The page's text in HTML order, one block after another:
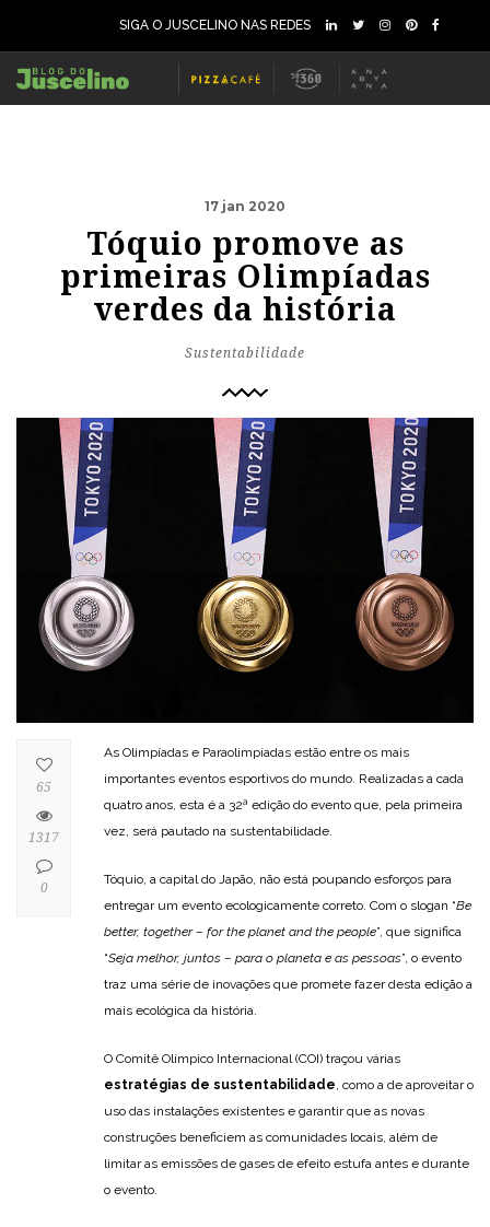
SIGA O JUSCELINO NAS REDES
17 jan 2020
Tóquio promove as
primeiras Olimpíadas
verdes da história
Sustentabilidade
As Olimpíadas e Paraolimpíadas estão entre os mais
importantes eventos esportivos do mundo. Realizadas a cada
quatro anos, esta é a 32ª edição do evento que, pela primeira
vez, será pautado na sustentabilidade.
Tóquio, a capital do Japão, não está poupando esforços para
entregar um evento ecologicamente correto. Com o slogan “Be
better, together – for the planet and the people”, que significa
“Seja melhor, juntos – para o planeta e as pessoas”, o evento
traz uma série de inovações que promete fazer desta edição a
mais ecológica da história.
O Comitê Olímpico Internacional (COI) traçou várias
estratégias de sustentabilidade, como a de aproveitar o
uso das instalações existentes e garantir que as novas
construções beneficiem as comunidades locais, além de
limitar as emissões de gases de efeito estufa antes e durante
o evento.
65
1317
0